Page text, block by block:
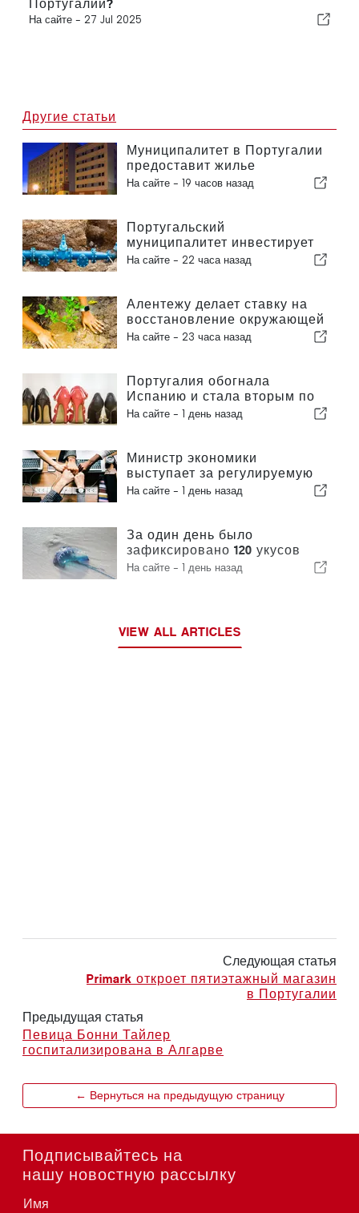
Португалии?
На сайте - 27 Jul 2025
Другие статьи
Муниципалитет в Португалии
предоставит жилье
гражданам
На сайте - 19 часов назад
Португальский
муниципалитет инвестирует
более 190 000 евро в систему
На сайте - 22 часа назад
Алентежу делает ставку на
восстановление окружающей
среды за счет европейских
На сайте - 23 часа назад
Португалия обогнала
Испанию и стала вторым по
величине производителем
На сайте - 1 день назад
Министр экономики
выступает за регулируемую
интеграцию и гарантирует
На сайте - 1 день назад
За один день было
зафиксировано 120 укусов
португальского кораблика
На сайте - 1 день назад
VIEW ALL ARTICLES
Следующая статья
Primark откроет пятиэтажный магазин
в Португалии
Предыдущая статья
Певица Бонни Тайлер
госпитализирована в Алгарве
← Вернуться на предыдущую страницу
Подписывайтесь на
нашу новостную рассылку
Имя